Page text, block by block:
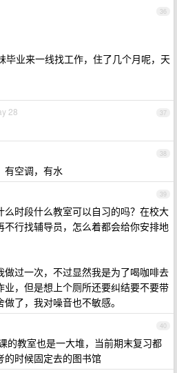
36
毕业来一线找工作，住了几个月呢，天
37
28
38
有空调，有水
39
么时段什么教室可以自习的吗？在校大
不行找辅导员，怎么着都会给你安排地
做过一次，不过显然我是为了喝咖啡去
业，但是想上个厕所还要纠结要不要带
了，我对噪音也不敏感。
40
的教室也是一大堆，当前期末复习都
的时候固定去的图书馆